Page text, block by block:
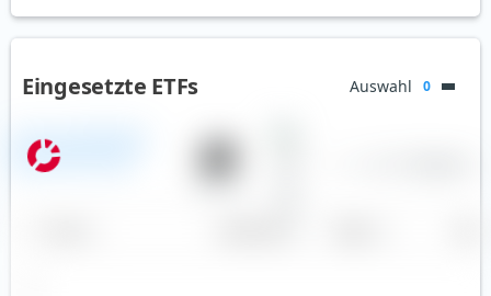
Eingesetzte ETFs Auswahl 0
State Street SPDR MSCI All
Country World Investable
Market UCITS ETF (Acc)
90.00 %